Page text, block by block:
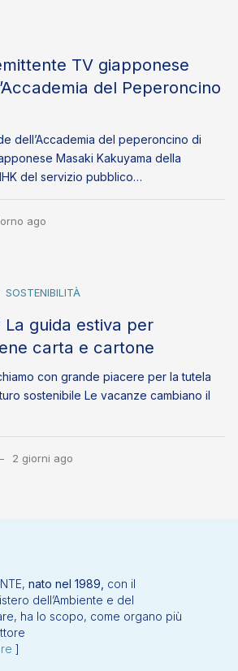
TV giapponese
del Peperoncino
dell’Accademia del peperoncino di
Masaki Kakuyama della
del servizio pubblico…
ago
SOSTENIBILITÀ
guida estiva per
carta e cartone
con grande piacere per la tutela
sostenibile Le vacanze cambiano il
2 giorni ago
nato nel 1989, con il
dell’Ambiente e del
ha lo scopo, come organo più
]